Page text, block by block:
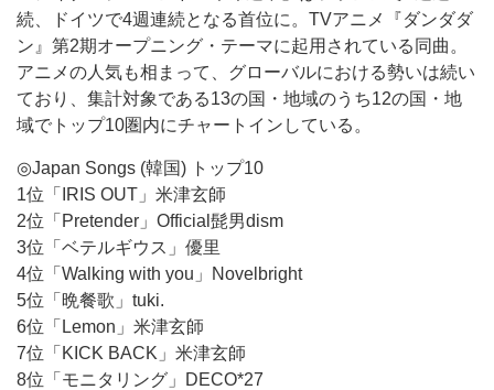
続、ドイツで4週連続となる首位に。TVアニメ『ダンダダ
ン』第2期オープニング・テーマに起用されている同曲。
アニメの人気も相まって、グローバルにおける勢いは続い
ており、集計対象である13の国・地域のうち12の国・地
域でトップ10圏内にチャートインしている。
◎Japan Songs (韓国) トップ10
1位「IRIS OUT」米津玄師
2位「Pretender」Official髭男dism
3位「ベテルギウス」優里
4位「Walking with you」Novelbright
5位「晩餐歌」tuki.
6位「Lemon」米津玄師
7位「KICK BACK」米津玄師
8位「モニタリング」DECO*27